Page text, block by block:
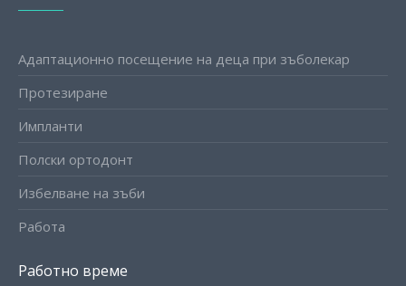
Адаптационно посещение на деца при зъболекар
Протезиране
Импланти
Полски ортодонт
Избелване на зъби
Работа
Работно време